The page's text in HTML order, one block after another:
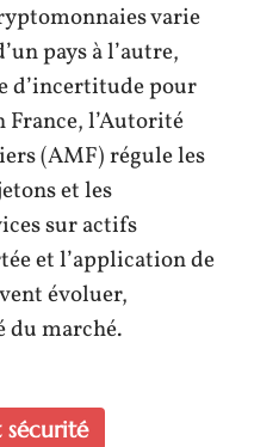
varie
pays à l’autre,
d’incertitude pour
France, l’Autorité
(AMF) régule les
et les
sur actifs
et l’application de
évoluer,
du marché.
sécurité